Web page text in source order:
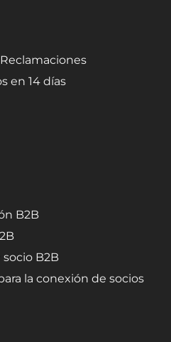
en 14 días
B2B
B2B
la conexión de socios